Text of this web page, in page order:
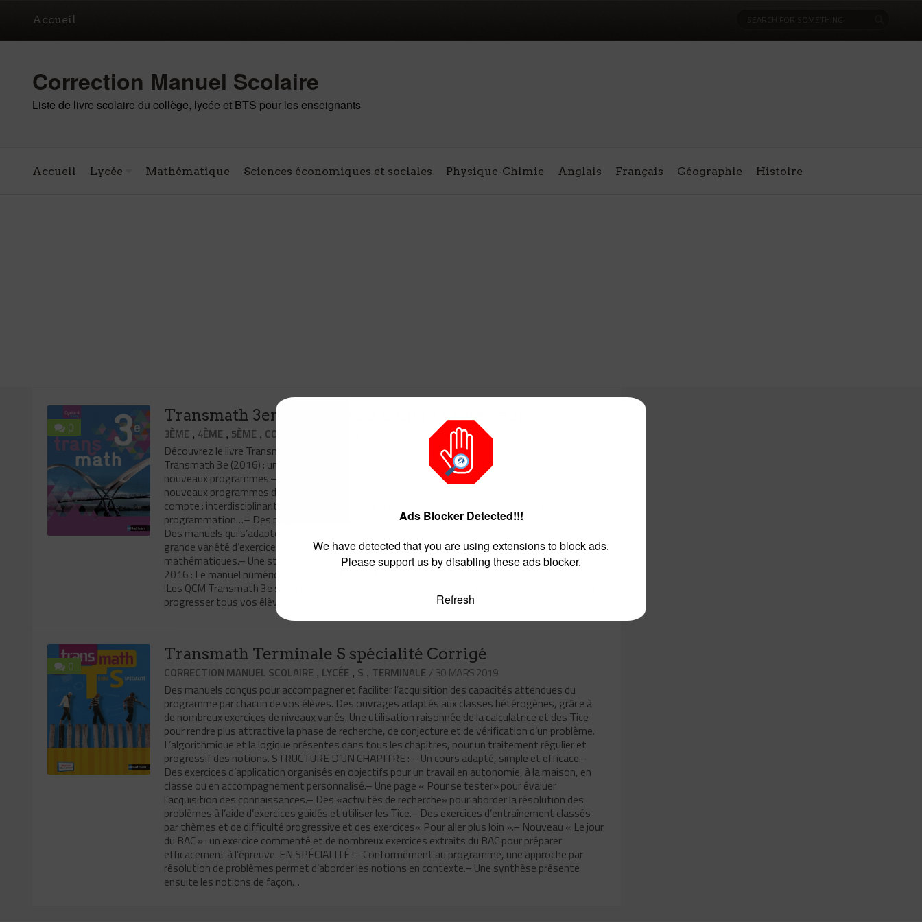
Accueil
Correction Manuel Scolaire
Liste de livre scolaire du collège, lycée et BTS pour les enseignants
Accueil Lycée Mathématique Sciences économiques et sociales Physique-Chimie Anglais Français Géographie Histoire
0
Transmath 3eme édition 2016 Livre Professeur
3ÈME , 4ÈME , 5ÈME , CORRECTION MANUEL SCOLAIRE MATHÉMATIQUE
Découvrez le livre Transmath 3eme édition 2016 professeur : Le manuel de mathématiques
Transmath 3e (2016) : un manuel totalement conforme à l’esprit et à la logique de cycle des
nouveaux programmes.– Une collection totalement conforme à l’esprit et à la lettre des
nouveaux programmes du cycle 4.– Toutes les spécificités des nouveaux programmes prises en
compte : interdisciplinarité, enseignement « curriculaire », prise d’initiatives, algorithmique et
programmation…– Des pages brevet pour préparer les élèves à l’épreuve de mathématiques.–
Des manuels qui s’adaptent très simplement aux différentes pratiques de classe.– Une très
grande variété d’exercices progressifs, des QCM, une prise en compte des compétences
mathématiques.– Une structure pratique et immédiate avec un cours en double page. Spécial
2016 : Le manuel numérique enseignant est offert aux adoptants des manuels papier Nouveau
!Les QCM Transmath 3e sur la plateforme d’apprentissage ViaScola : + de 350 exercices pour faire
progresser tous vos élèves en mathématiques.
0
Transmath Terminale S spécialité Corrigé
CORRECTION MANUEL SCOLAIRE , LYCÉE , S , TERMINALE / 30 MARS 2019
Des manuels conçus pour accompagner et faciliter l’acquisition des capacités attendues du
programme par chacun de vos élèves. Des ouvrages adaptés aux classes hétérogènes, grâce à
de nombreux exercices de niveaux variés. Une utilisation raisonnée de la calculatrice et des Tice
pour rendre plus attractive la phase de recherche, de conjecture et de vérification d’un problème.
L’algorithmique et la logique présentes dans tous les chapitres, pour un traitement régulier et
progressif des notions. STRUCTURE D’UN CHAPITRE : – Un cours adapté, simple et efficace.–
Des exercices d’application organisés en objectifs pour un travail en autonomie, à la maison, en
classe ou en accompagnement personnalisé.– Une page « Pour se tester» pour évaluer
l’acquisition des connaissances.– Des «activités de recherche» pour aborder la résolution des
problèmes à l’aide d’exercices guidés et utiliser les Tice.– Des exercices d’entraînement classés
par thèmes et de difficulté progressive et des exercices« Pour aller plus loin ».– Nouveau « Le jour
du BAC » : un exercice commenté et de nombreux exercices extraits du BAC pour préparer
efficacement à l’épreuve. EN SPÉCIALITÉ :– Conformément au programme, une approche par
résolution de problèmes permet d’aborder les notions en contexte.– Une synthèse présente
ensuite les notions de façon…
Ads Blocker Detected!!!
We have detected that you are using extensions to block ads.
Please support us by disabling these ads blocker.
Refresh